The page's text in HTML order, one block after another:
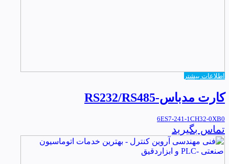
اطلاعات بیشتر
کارت مدباس-RS232/RS485
6ES7-241-1CH32-0XB0
تماس بگیرید